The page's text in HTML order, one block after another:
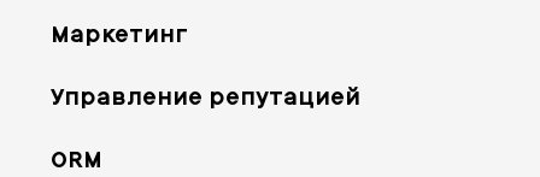
Маркетинг
Управление репутацией
ORM